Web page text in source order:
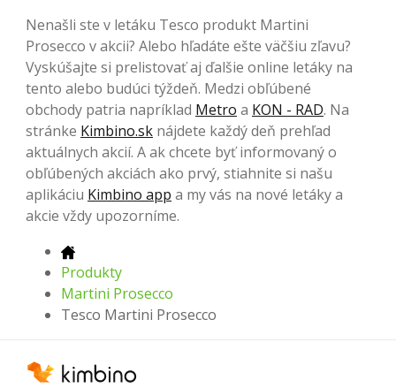
Nenašli ste v letáku Tesco produkt Martini
Prosecco v akcii? Alebo hľadáte ešte väčšiu zľavu?
Vyskúšajte si prelistovať aj ďalšie online letáky na
tento alebo budúci týždeň. Medzi obľúbené
obchody patria napríklad Metro a KON - RAD. Na
stránke Kimbino.sk nájdete každý deň prehľad
aktuálnych akcií. A ak chcete byť informovaný o
obľúbených akciách ako prvý, stiahnite si našu
aplikáciu Kimbino app a my vás na nové letáky a
akcie vždy upozorníme.
Produkty
Martini Prosecco
Tesco Martini Prosecco